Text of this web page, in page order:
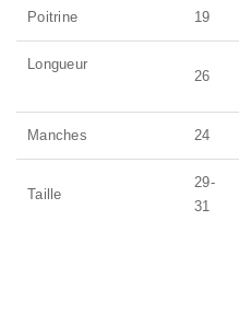
Poitrine 19
Longueur
26
Manches 24
Taille
29-
31